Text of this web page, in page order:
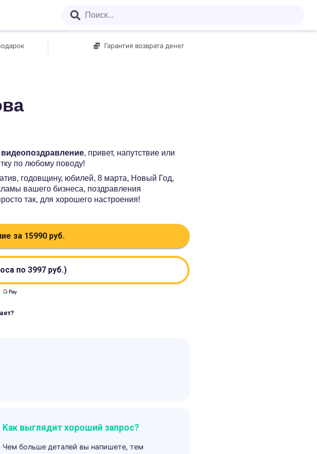
Гарантия возврата денег
, привет, напутствие или
по любому поводу!
годовщину, юбилей, 8 марта, Новый Год,
вашего бизнеса, поздравления
так, для хорошего настроения!
за 15990руб.
по 3997руб.)
Как выглядит хороший запрос?
Чем больше деталей вы напишете, тем